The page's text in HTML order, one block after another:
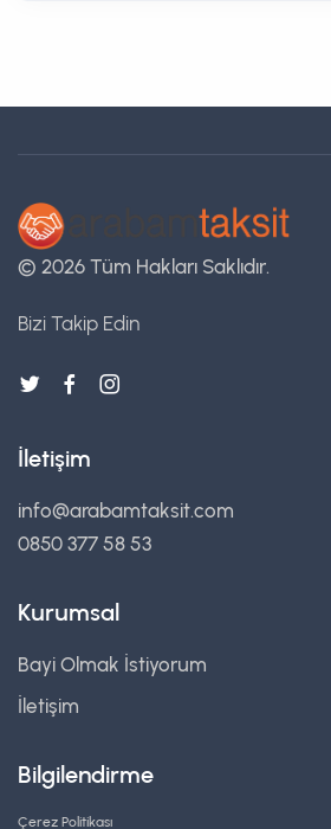
© 2026 Tüm Hakları Saklıdır.
Bizi Takip Edin
İletişim
info@arabamtaksit.com
0850 377 58 53
Kurumsal
Bayi Olmak İstiyorum
İletişim
Bilgilendirme
Çerez Politikası